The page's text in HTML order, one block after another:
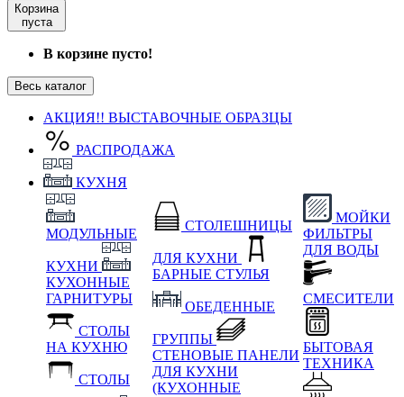
Корзина
пуста
В корзине пусто!
Весь каталог
АКЦИЯ!! ВЫСТАВОЧНЫЕ ОБРАЗЦЫ
РАСПРОДАЖА
КУХНЯ
МОДУЛЬНЫЕ
КУХНИ
КУХОННЫЕ
ГАРНИТУРЫ
СТОЛЫ
НА КУХНЮ
СТОЛЫ
СТОЛЕШНИЦЫ
ДЛЯ КУХНИ
БАРНЫЕ СТУЛЬЯ
ОБЕДЕННЫЕ
ГРУППЫ
СТЕНОВЫЕ ПАНЕЛИ
ДЛЯ КУХНИ
(КУХОННЫЕ
МОЙКИ
ФИЛЬТРЫ
ДЛЯ ВОДЫ
СМЕСИТЕЛИ
БЫТОВАЯ
ТЕХНИКА